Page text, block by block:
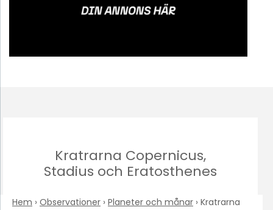
Kratrarna Copernicus,
Stadius och Eratosthenes
Hem › Observationer › Planeter och månar › Kratrarna